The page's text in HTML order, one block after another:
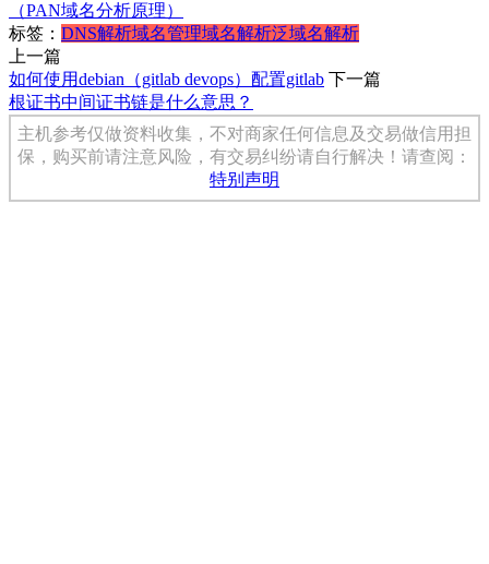
（PAN域名分析原理）
标签： DNS解析域名管理域名解析泛域名解析
上一篇
如何使用debian（gitlab devops）配置gitlab 下一篇
根证书中间证书链是什么意思？
主机参考仅做资料收集，不对商家任何信息及交易做信用担
保，购买前请注意风险，有交易纠纷请自行解决！请查阅：
特别声明